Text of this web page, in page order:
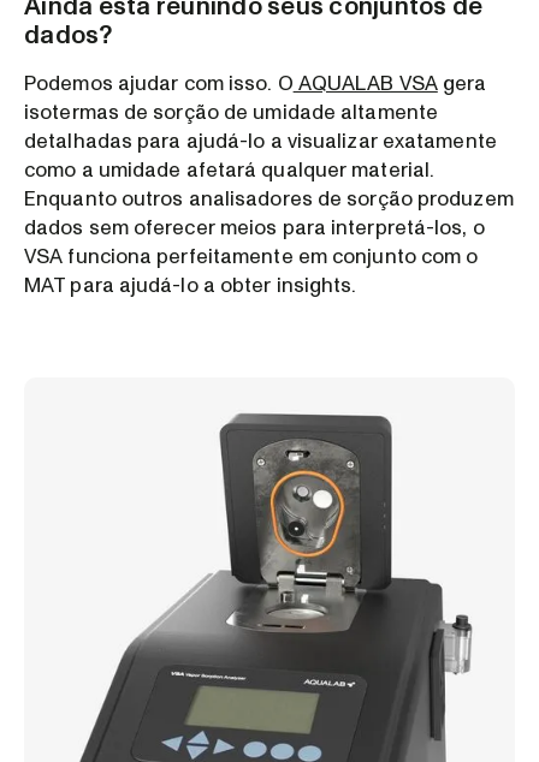
Ainda está reunindo seus conjuntos de
dados?
Podemos ajudar com isso. O AQUALAB VSAgera
isotermas de sorção de umidade altamente
detalhadas para ajudá-lo a visualizar exatamente
como a umidade afetará qualquer material.
Enquanto outros analisadores de sorção produzem
dados sem oferecer meios para interpretá-los, o
VSA funciona perfeitamente em conjunto com o
MAT para ajudá-lo a obter insights.